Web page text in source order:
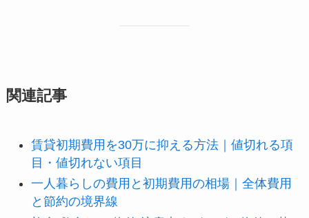
関連記事
賃貸初期費用を30万に抑える方法｜値切れる項
目・値切れない項目
一人暮らしの費用と初期費用の相場｜全体費用
と節約の境界線